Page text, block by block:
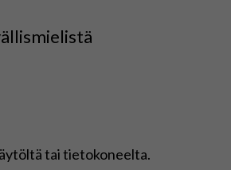
tai tietokoneelta.